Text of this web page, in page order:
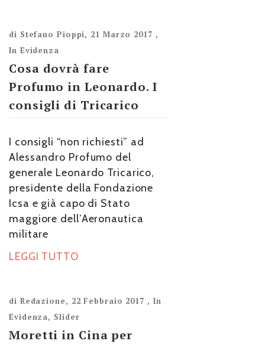
di Stefano Pioppi, 21 Marzo 2017 ,
In Evidenza
Cosa dovrà fare
Profumo in Leonardo. I
consigli di Tricarico
I consigli “non richiesti” ad
Alessandro Profumo del
generale Leonardo Tricarico,
presidente della Fondazione
Icsa e già capo di Stato
maggiore dell’Aeronautica
militare
LEGGI TUTTO
di Redazione, 22 Febbraio 2017 , In
Evidenza, Slider
Moretti in Cina per